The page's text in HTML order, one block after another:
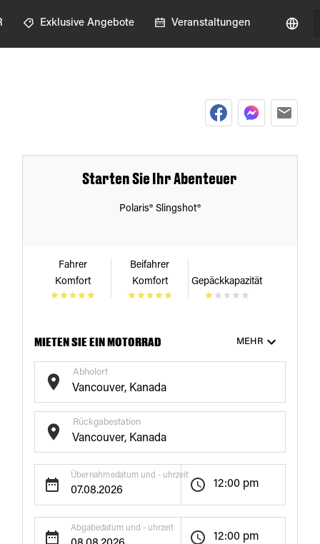
Exklusive Angebote Veranstaltungen
Starten Sie Ihr Abenteuer
Polaris® Slingshot®
Fahrer
Komfort
Beifahrer
Komfort
Gepäckkapazität
MIETEN SIE EIN MOTORRAD MEHR
Abholort
Rückgabestation
Übernahmedatum und - uhrzeit
12:00 pm
Abgabedatum und - uhrzeit
12:00 pm